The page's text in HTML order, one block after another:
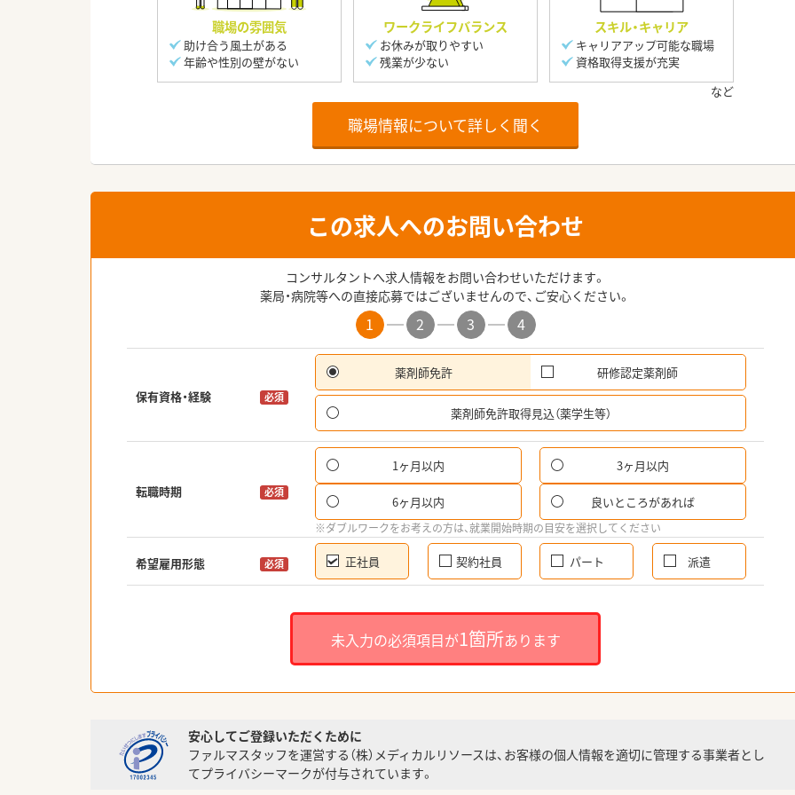
職場の雰囲気
助け合う風土がある
年齢や性別の壁がない
ワークライフバランス
お休みが取りやすい
残業が少ない
スキル・キャリア
キャリアアップ可能な職場
資格取得支援が充実
職場情報について詳しく聞く
この求人へのお問い合わせ
コンサルタントへ求人情報をお問い合わせいただけます。
薬局・病院等への直接応募ではございませんので、ご安心ください。
1 2 3 4
保有資格・経験 必須
薬剤師免許 研修認定薬剤師
薬剤師免許取得見込（薬学生等）
転職時期 必須
1ヶ月以内 3ヶ月以内
6ヶ月以内 良いところがあれば
※ダブルワークをお考えの方は、就業開始時期の目安を選択してください
希望雇用形態 必須 正社員 契約社員 パート 派遣
未入力の必須項目が1箇所あります
安心してご登録いただくために
ファルマスタッフを運営する（株）メディカルリソースは、お客様の個人情報を適切に管理する事業者とし
てプライバシーマークが付与されています。